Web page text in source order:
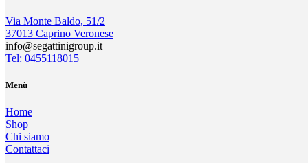
Via Monte Baldo, 51/2
37013 Caprino Veronese
info@segattinigroup.it
Tel: 0455118015
Menù
Home
Shop
Chi siamo
Contattaci